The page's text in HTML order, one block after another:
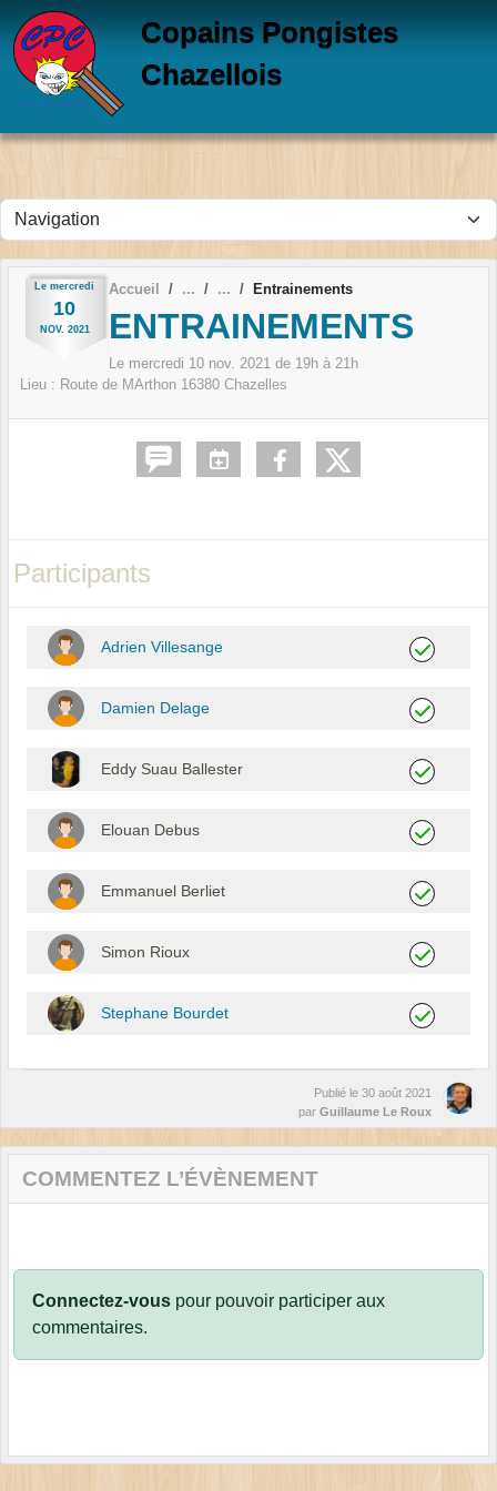
Copains Pongistes
Chazellois
Le mercredi
10
NOV. 2021
Accueil Entrainements
ENTRAINEMENTS
Le mercredi 10 nov. 2021 de 19h à 21h
Lieu : Route de MArthon 16380 Chazelles
Participants
Adrien Villesange
Damien Delage
Eddy Suau Ballester
Elouan Debus
Emmanuel Berliet
Simon Rioux
Stephane Bourdet
Publié le 30 août 2021
par Guillaume Le Roux
COMMENTEZ L’ÉVÈNEMENT
Connectez-vous pour pouvoir participer aux
commentaires.
Panneau de gestion des cookies